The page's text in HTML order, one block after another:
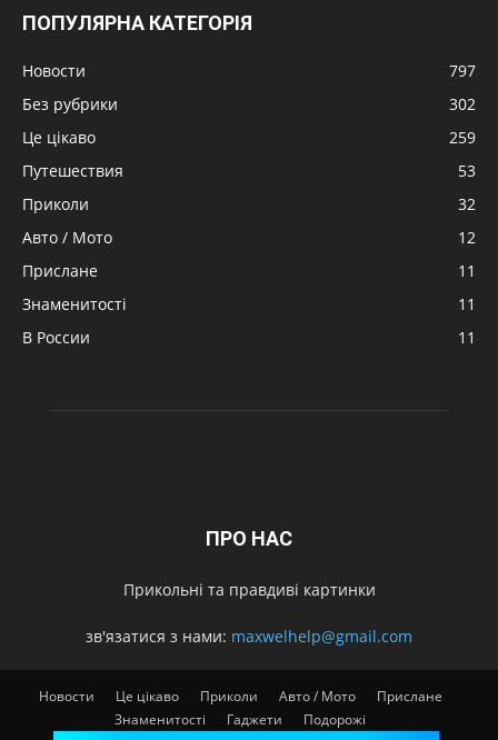
ПОПУЛЯРНА КАТЕГОРІЯ
Новости
797
Без рубрики
302
Це цікаво
259
Путешествия
53
Приколи
32
Авто / Мото
12
Прислане
11
Знаменитості
11
В России
11
ПРО НАС
Прикольні та правдиві картинки
зв'язатися з нами: maxwelhelp@gmail.com
Новости Це цікаво Приколи Авто / Мото
Прислане
Знаменитості
Гаджети Подорожі